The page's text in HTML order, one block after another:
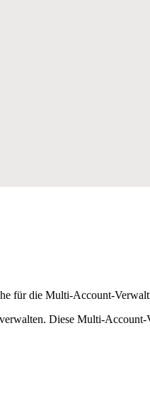
für die Multi-Account-
Diese Multi-